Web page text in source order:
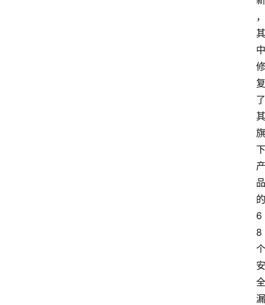
，
其
中
修
复
了
其
旗
下
产
品
的
6
8
个
安
全
漏